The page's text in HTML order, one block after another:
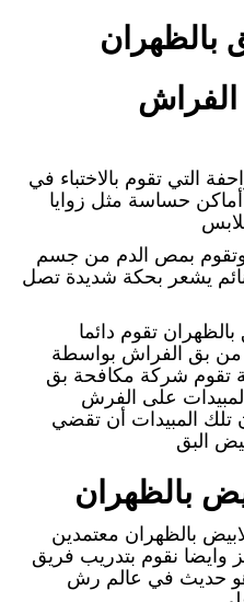
بالظهران
التي تقوم بالاختباء في
حساسة مثل زوايا
بمص الدم من جسم
يشعر بحكة شديدة تصل
تقوم دائما
من بق الفراش بواسطة
تقوم شركة مكافحة بق
على الفرش
المبيدات أن تقضي
البق
بالظهران
بالظهران معتمدين
نقوم بتدريب فريق
هو حديث في عالم رش